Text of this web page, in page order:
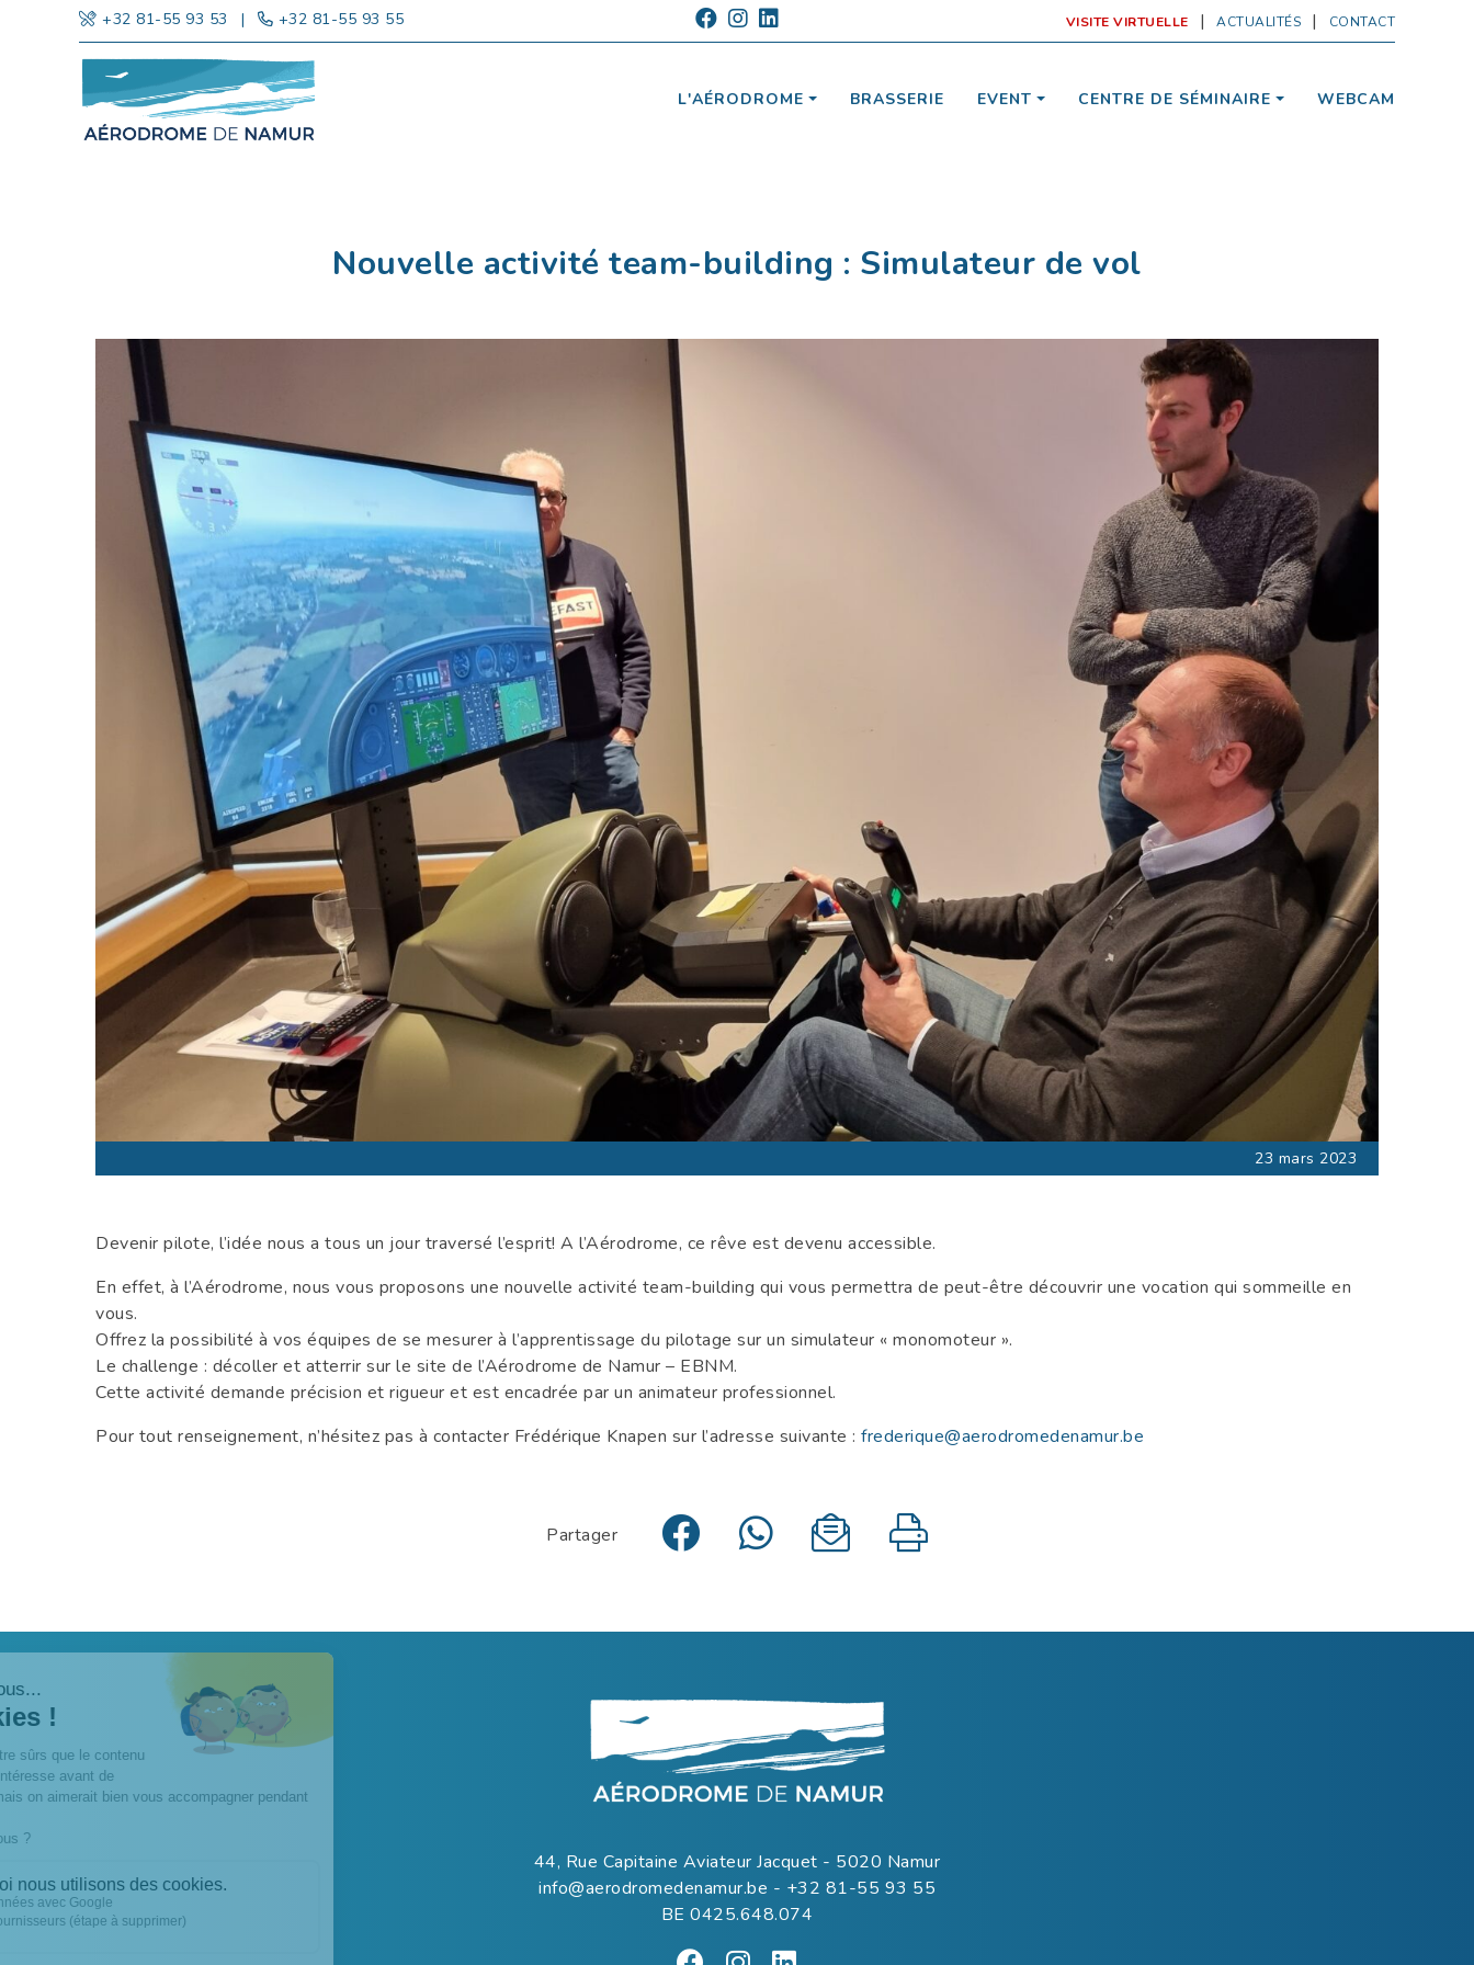
+32 81-55 93 53 | +32 81-55 93 55 VISITE VIRTUELLE ACTUALITÉS CONTACT
L'AÉRODROME BRASSERIE EVENT CENTRE DE SÉMINAIRE WEBCAM
Nouvelle activité team-building : Simulateur de vol
23 mars 2023
Devenir pilote, l’idée nous a tous un jour traversé l’esprit! A l’Aérodrome, ce rêve est devenu accessible.
En effet, à l’Aérodrome, nous vous proposons une nouvelle activité team-building qui vous permettra de peut-être découvrir une vocation qui sommeille en
vous.
Offrez la possibilité à vos équipes de se mesurer à l’apprentissage du pilotage sur un simulateur « monomoteur ».
Le challenge : décoller et atterrir sur le site de l’Aérodrome de Namur – EBNM.
Cette activité demande précision et rigueur et est encadrée par un animateur professionnel.
Pour tout renseignement, n’hésitez pas à contacter Frédérique Knapen sur l’adresse suivante : frederique@aerodromedenamur.be
Partager
44, Rue Capitaine Aviateur Jacquet - 5020 Namur
info@aerodromedenamur.be - +32 81-55 93 55
BE 0425.648.074